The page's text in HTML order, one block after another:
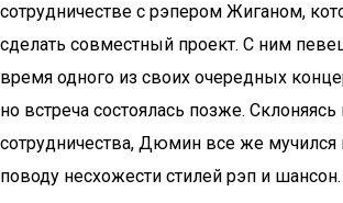
сотрудничестве с рэпером Жиганом,
сделать совместный проект. С ним
время одного из своих очередных
но встреча состоялась позже.
сотрудничества, Дюмин все же мучился
поводу несхожести стилей рэп и